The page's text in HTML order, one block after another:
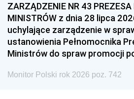
ZARZĄDZENIE NR 43 PREZESA
MINISTRÓW z dnia 28 lipca
uchylające zarządzenie w
ustanowienia Pełnomocnika
Ministrów do spraw promocji
Monitor Polski rok 2026 poz. 742